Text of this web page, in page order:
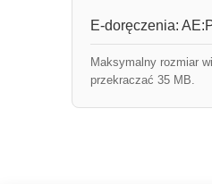
E-doręczenia:
Maksymalny rozmiar
przekraczać 35 MB.